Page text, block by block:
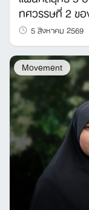
ทศวรรษที่ 2 ข
5 สิงหาคม 2569
Movement